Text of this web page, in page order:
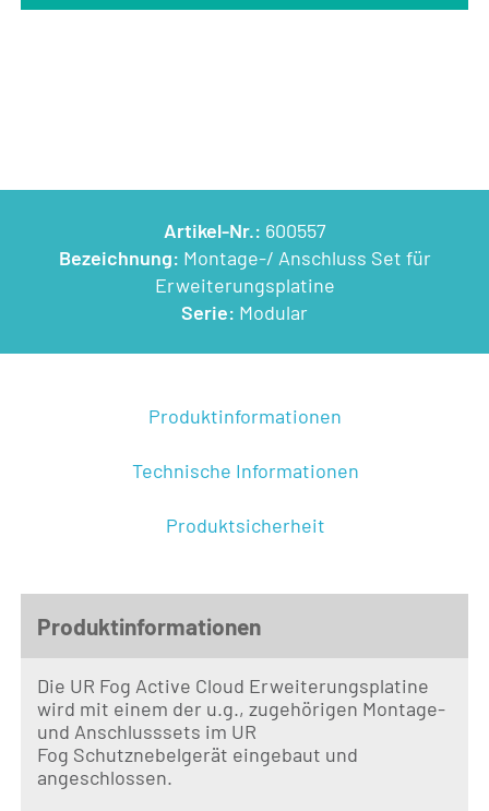
Artikel-Nr.: 600557
Bezeichnung: Montage-/ Anschluss Set für
Erweiterungsplatine
Serie: Modular
Produktinformationen
Technische Informationen
Produktsicherheit
Produktinformationen
Die UR Fog Active Cloud Erweiterungsplatine
wird mit einem der u.g., zugehörigen Montage-
und Anschlusssets im UR
Fog Schutznebelgerät eingebaut und
angeschlossen.